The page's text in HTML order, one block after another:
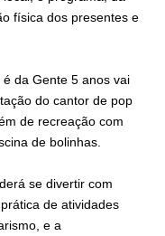
física dos presentes e
da Gente 5 anos vai
do cantor de pop
de recreação com
de bolinhas.
se divertir com
de atividades
e a